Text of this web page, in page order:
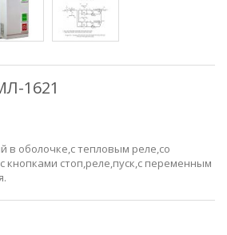
1621
в оболочке,с тепловым реле,со
кнопками стоп,реле,пуск,c переменным